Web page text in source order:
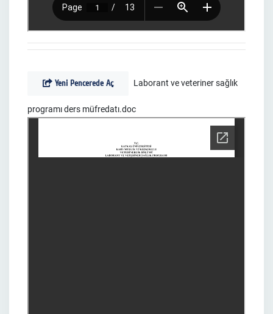
Yeni Pencerede Aç Laborant ve veteriner sağlık
programı ders müfredatı.doc